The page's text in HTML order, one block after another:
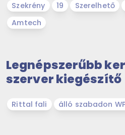
Szekrény
19 Szerelhető
Amtech
Legnépszerűbb
szerver kiegészítő
Rittal fali álló szabadon